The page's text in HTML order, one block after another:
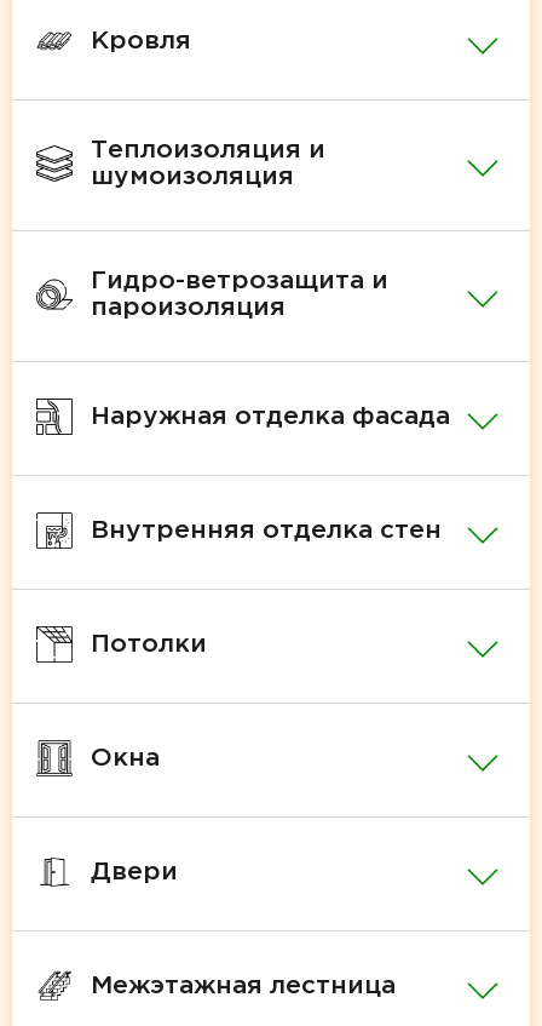
Кровля
Теплоизоляция и
шумоизоляция
Гидро-ветрозащита и
пароизоляция
Наружная отделка фасада
Внутренняя отделка стен
Потолки
Окна
Двери
Межэтажная лестница